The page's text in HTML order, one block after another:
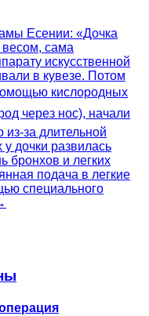
Есении: «Дочка
сама
искусственной
в кувезе. Потом
кислородных
через нос), начали
за длительной
у дочки развилась
бронхов и легких
подача в легкие
специального